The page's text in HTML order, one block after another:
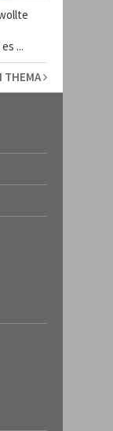
...
THEMA